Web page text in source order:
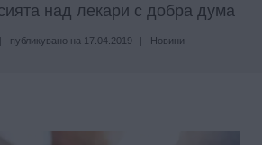
над лекари с добра дума
публикувано на 17.04.2019 Новини